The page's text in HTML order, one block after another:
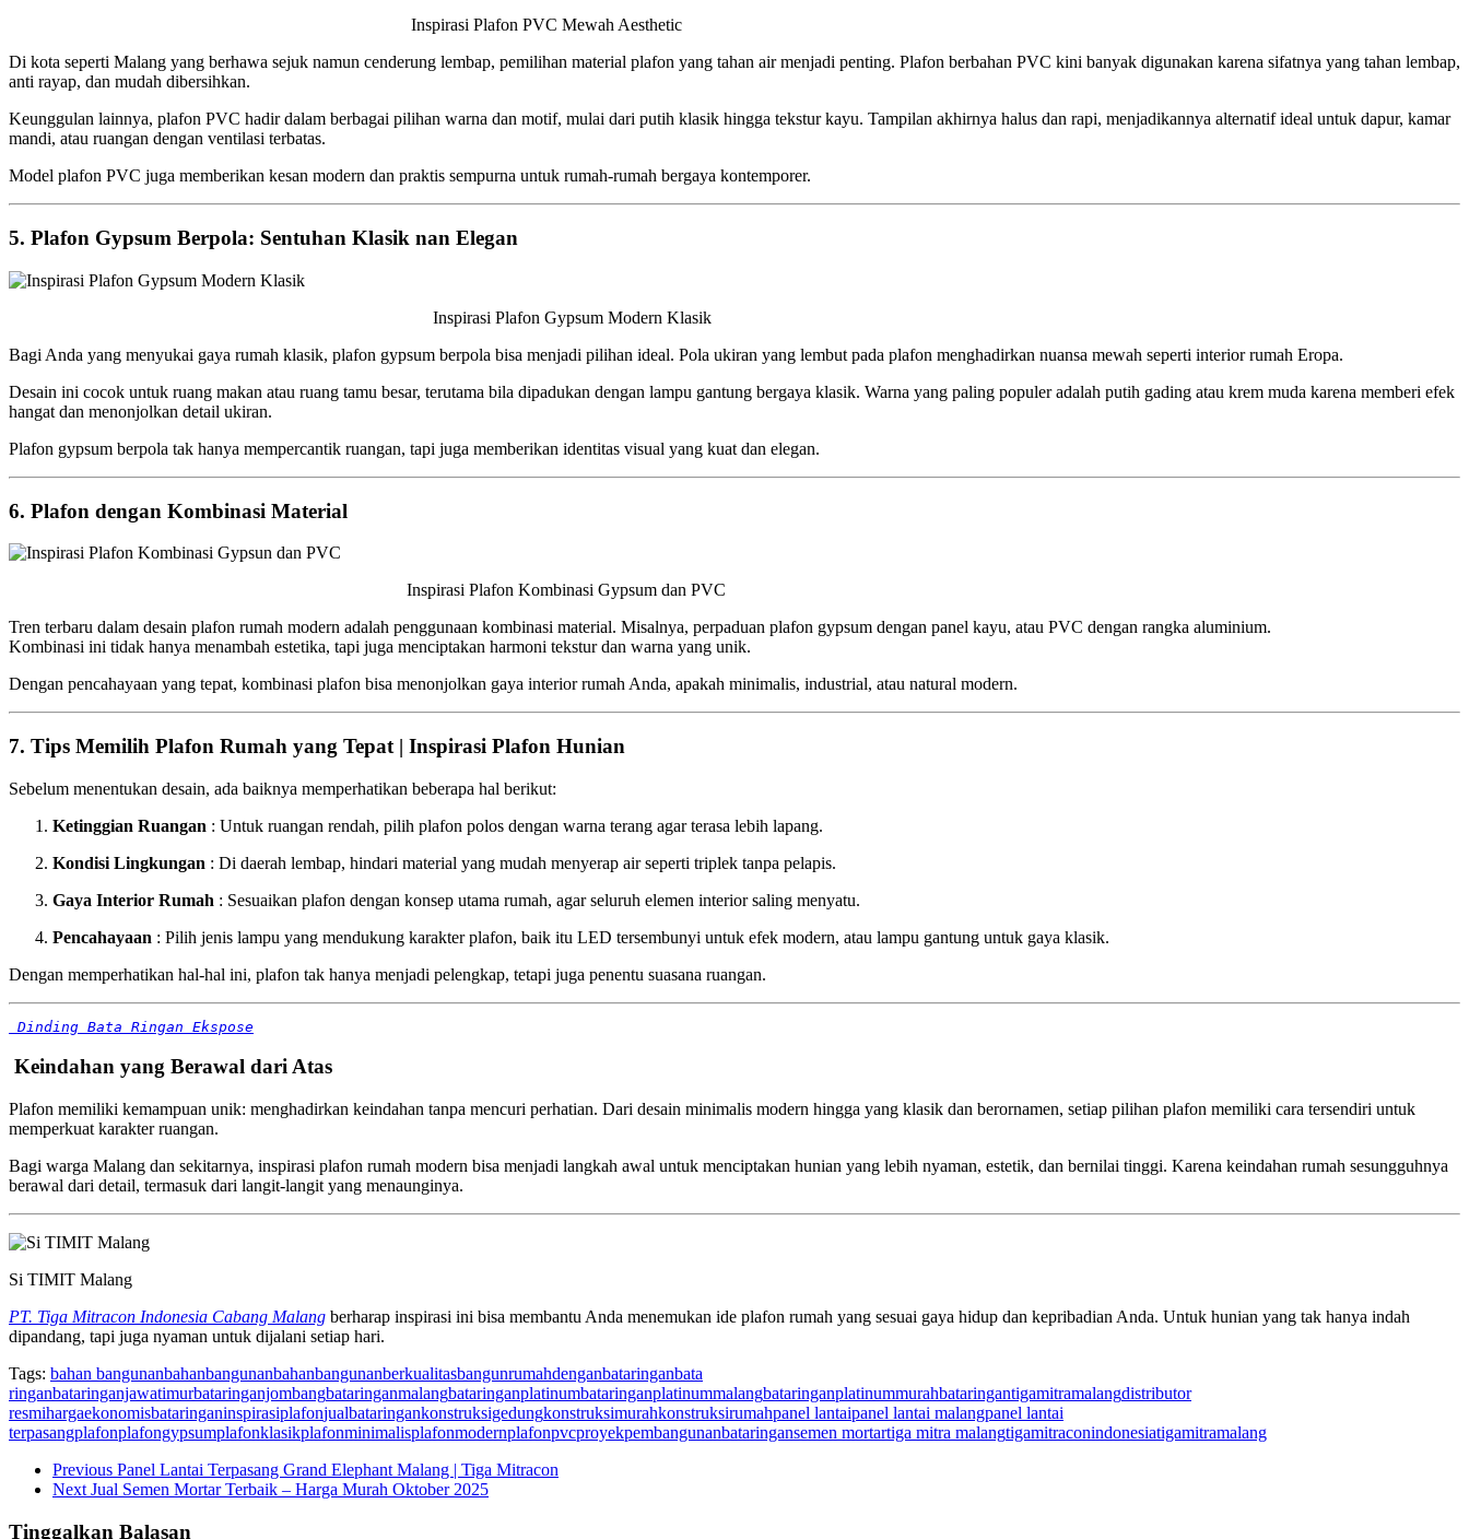
Inspirasi Plafon PVC Mewah Aesthetic
Di kota seperti Malang yang berhawa sejuk namun cenderung lembap, pemilihan material plafon yang tahan air menjadi penting. Plafon berbahan PVC kini banyak digunakan karena sifatnya yang tahan lembap,
anti rayap, dan mudah dibersihkan.
Keunggulan lainnya, plafon PVC hadir dalam berbagai pilihan warna dan motif, mulai dari putih klasik hingga tekstur kayu. Tampilan akhirnya halus dan rapi, menjadikannya alternatif ideal untuk dapur, kamar
mandi, atau ruangan dengan ventilasi terbatas.
Model plafon PVC juga memberikan kesan modern dan praktis sempurna untuk rumah-rumah bergaya kontemporer.
5. Plafon Gypsum Berpola: Sentuhan Klasik nan Elegan
Inspirasi Plafon Gypsum Modern Klasik
Bagi Anda yang menyukai gaya rumah klasik, plafon gypsum berpola bisa menjadi pilihan ideal. Pola ukiran yang lembut pada plafon menghadirkan nuansa mewah seperti interior rumah Eropa.
Desain ini cocok untuk ruang makan atau ruang tamu besar, terutama bila dipadukan dengan lampu gantung bergaya klasik. Warna yang paling populer adalah putih gading atau krem muda karena memberi efek
hangat dan menonjolkan detail ukiran.
Plafon gypsum berpola tak hanya mempercantik ruangan, tapi juga memberikan identitas visual yang kuat dan elegan.
6. Plafon dengan Kombinasi Material
Inspirasi Plafon Kombinasi Gypsum dan PVC
Tren terbaru dalam desain plafon rumah modern adalah penggunaan kombinasi material. Misalnya, perpaduan plafon gypsum dengan panel kayu, atau PVC dengan rangka aluminium.
Kombinasi ini tidak hanya menambah estetika, tapi juga menciptakan harmoni tekstur dan warna yang unik.
Dengan pencahayaan yang tepat, kombinasi plafon bisa menonjolkan gaya interior rumah Anda, apakah minimalis, industrial, atau natural modern.
7. Tips Memilih Plafon Rumah yang Tepat | Inspirasi Plafon Hunian
Sebelum menentukan desain, ada baiknya memperhatikan beberapa hal berikut:
Ketinggian Ruangan : Untuk ruangan rendah, pilih plafon polos dengan warna terang agar terasa lebih lapang.
Kondisi Lingkungan : Di daerah lembap, hindari material yang mudah menyerap air seperti triplek tanpa pelapis.
Gaya Interior Rumah : Sesuaikan plafon dengan konsep utama rumah, agar seluruh elemen interior saling menyatu.
Pencahayaan : Pilih jenis lampu yang mendukung karakter plafon, baik itu LED tersembunyi untuk efek modern, atau lampu gantung untuk gaya klasik.
Dengan memperhatikan hal-hal ini, plafon tak hanya menjadi pelengkap, tetapi juga penentu suasana ruangan.
Dinding Bata Ringan Ekspose
️ Keindahan yang Berawal dari Atas
Plafon memiliki kemampuan unik: menghadirkan keindahan tanpa mencuri perhatian. Dari desain minimalis modern hingga yang klasik dan berornamen, setiap pilihan plafon memiliki cara tersendiri untuk
memperkuat karakter ruangan.
Bagi warga Malang dan sekitarnya, inspirasi plafon rumah modern bisa menjadi langkah awal untuk menciptakan hunian yang lebih nyaman, estetik, dan bernilai tinggi. Karena keindahan rumah sesungguhnya
berawal dari detail, termasuk dari langit-langit yang menaunginya.
Si TIMIT Malang
PT. Tiga Mitracon Indonesia Cabang Malang berharap inspirasi ini bisa membantu Anda menemukan ide plafon rumah yang sesuai gaya hidup dan kepribadian Anda. Untuk hunian yang tak hanya indah
dipandang, tapi juga nyaman untuk dijalani setiap hari.
Tags: bahan bangunanbahanbangunanbahanbangunanberkualitasbangunrumahdenganbataringanbata
ringanbataringanjawatimurbataringanjombangbataringanmalangbataringanplatinumbataringanplatinummalangbataringanplatinummurahbataringantigamitramalangdistributor
resmihargaekonomisbataringaninspirasiplafonjualbataringankonstruksigedungkonstruksimurahkonstruksirumahpanel lantaipanel lantai malangpanel lantai
terpasangplafonplafongypsumplafonklasikplafonminimalisplafonmodernplafonpvcproyekpembangunanbataringansemen mortartiga mitra malangtigamitraconindonesiatigamitramalang
Previous Panel Lantai Terpasang Grand Elephant Malang | Tiga Mitracon
Next Jual Semen Mortar Terbaik – Harga Murah Oktober 2025
Tinggalkan Balasan